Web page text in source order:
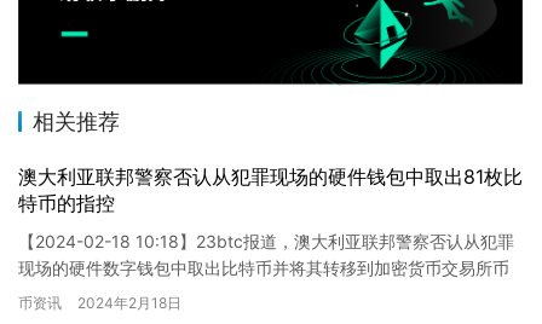
相关推荐
澳大利亚联邦警察否认从犯罪现场的硬件钱包中取出81枚比
特币的指控
【2024-02-18 10:18】23btc报道，澳大利亚联邦警察否认从犯罪
现场的硬件数字钱包中取出比特币并将其转移到加密货币交易所币
安的指控。最近的报告显示，澳大利亚警方在一次…
币资讯 2024年2月18日